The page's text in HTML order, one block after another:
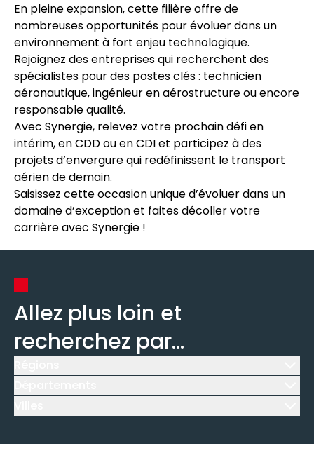
En pleine expansion, cette filière offre de
nombreuses opportunités pour évoluer dans un
environnement à fort enjeu technologique.
Rejoignez des entreprises qui recherchent des
spécialistes pour des postes clés : technicien
aéronautique, ingénieur en aérostructure ou encore
responsable qualité.
Avec Synergie, relevez votre prochain défi en
intérim, en CDD ou en CDI et participez à des
projets d’envergure qui redéfinissent le transport
aérien de demain.
Saisissez cette occasion unique d’évoluer dans un
domaine d’exception et faites décoller votre
carrière avec Synergie !
Allez plus loin et
recherchez par...